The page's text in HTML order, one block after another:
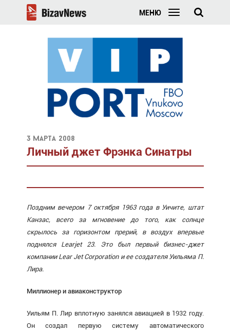
МЕНЮ
3 марта 2008
Личный джет Фрэнка Синатры
Поздним вечером 7 октября 1963 года в Уичите, штат
Канзас, всего за мгновение до того, как солнце
скрылось за горизонтом прерий, в воздух впервые
поднялся Learjet 23. Это был первый бизнес-джет
компании Lear Jet Corporation и ее создателя Уильяма П.
Лира.
Миллионер и авиаконструктор
Уильям П. Лир вплотную занялся авиацией в 1932 году.
Он создал первую систему автоматического